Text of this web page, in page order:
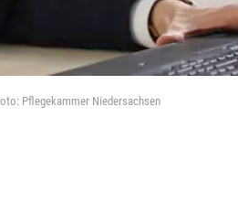
Pflegekammer Niedersachsen